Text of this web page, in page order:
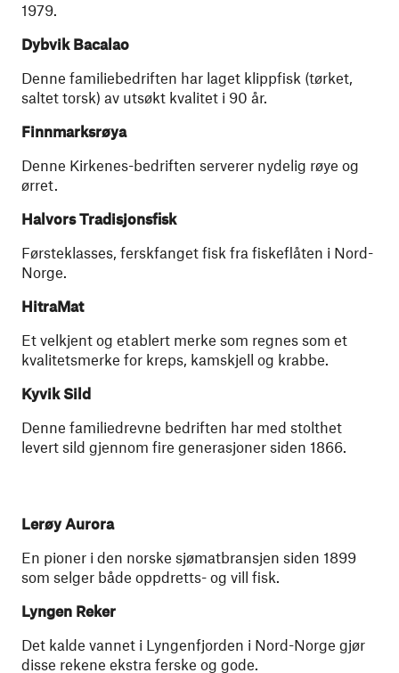
1979.
Dybvik Bacalao
Denne familiebedriften har laget klippfisk (tørket,
saltet torsk) av utsøkt kvalitet i 90 år.
Finnmarksrøya
Denne Kirkenes-bedriften serverer nydelig røye og
ørret.
Halvors Tradisjonsfisk
Førsteklasses, ferskfanget fisk fra fiskeflåten i Nord-
Norge.
HitraMat
Et velkjent og etablert merke som regnes som et
kvalitetsmerke for kreps, kamskjell og krabbe.
Kyvik Sild
Denne familiedrevne bedriften har med stolthet
levert sild gjennom fire generasjoner siden 1866.
Lerøy Aurora
En pioner i den norske sjømatbransjen siden 1899
som selger både oppdretts- og vill fisk.
Lyngen Reker
Det kalde vannet i Lyngenfjorden i Nord-Norge gjør
disse rekene ekstra ferske og gode.